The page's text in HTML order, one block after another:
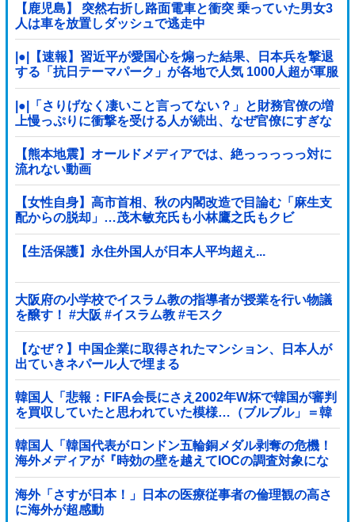
【鹿児島】 突然右折し路面電車と衝突 乗っていた男女3
人は車を放置しダッシュで逃走中
|●|【速報】習近平が愛国心を煽った結果、日本兵を撃退
する「抗日テーマパーク」が各地で人気 1000人超が軍服
姿で一斉突撃！
|●|「さりげなく凄いこと言ってない？」と財務官僚の増
上慢っぷりに衝撃を受ける人が続出、なぜ官僚にすぎな
い財務省が……
【熊本地震】オールドメディアでは、絶っっっっっ対に
流れない動画
【女性自身】高市首相、秋の内閣改造で目論む「麻生支
配からの脱却」…茂木敏充氏も小林鷹之氏もクビ
【生活保護】永住外国人が日本人平均超え...
大阪府の小学校でイスラム教の指導者が授業を行い物議
を醸す！ #大阪 #イスラム教 #モスク
【なぜ？】中国企業に取得されたマンション、日本人が
出ていきネパール人で埋まる
韓国人「悲報：FIFA会長にさえ2002年W杯で韓国が審判
を買収していたと思われていた模様…（ブルブル」＝韓
国の反応
韓国人「韓国代表がロンドン五輪銅メダル剥奪の危機！
海外メディアが『時効の壁を越えてIOCの調査対象にな
り得る』と報道！」
海外「さすが日本！」日本の医療従事者の倫理観の高さ
に海外が超感動